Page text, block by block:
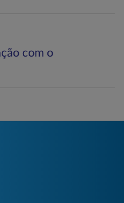
com o